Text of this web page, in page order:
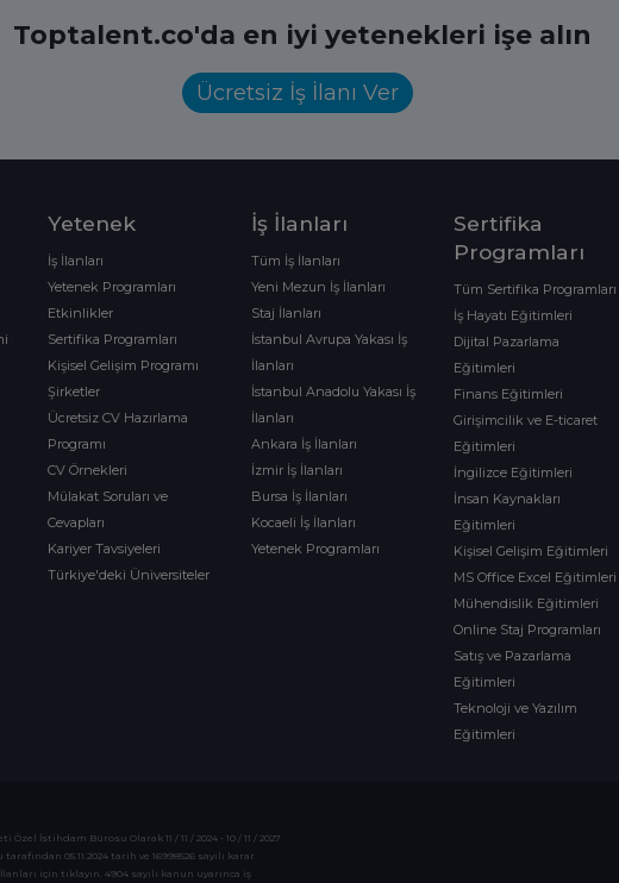
Toptalent.co'da en iyi yetenekleri işe alın
Ücretsiz İş İlanı Ver
Yetenek
İş İlanları
Yetenek Programları
Etkinlikler
Sertifika Programları
Kişisel Gelişim Programı
Şirketler
Ücretsiz CV Hazırlama
Programı
CV Örnekleri
Mülakat Soruları ve
Cevapları
Kariyer Tavsiyeleri
Türkiye'deki Üniversiteler
İş İlanları
Tüm İş İlanları
Yeni Mezun İş İlanları
Staj İlanları
İstanbul Avrupa Yakası İş
İlanları
İstanbul Anadolu Yakası İş
İlanları
Ankara İş İlanları
İzmir İş İlanları
Bursa İş İlanları
Kocaeli İş İlanları
Yetenek Programları
Sertifika
Programları
Tüm Sertifika Programları
İş Hayatı Eğitimleri
Dijital Pazarlama
Eğitimleri
Finans Eğitimleri
Girişimcilik ve E-ticaret
Eğitimleri
İngilizce Eğitimleri
İnsan Kaynakları
Eğitimleri
Kişisel Gelişim Eğitimleri
MS Office Excel Eğitimleri
Mühendislik Eğitimleri
Online Staj Programları
Satış ve Pazarlama
Eğitimleri
Teknoloji ve Yazılım
Eğitimleri
İstihdam Bürosu Olarak 11 / 11 / 2024 - 10 / 11 / 2027
05.11.2024 tarih ve 16998526 sayılı karar
için tıklayın. 4904 sayılı kanun uyarınca iş